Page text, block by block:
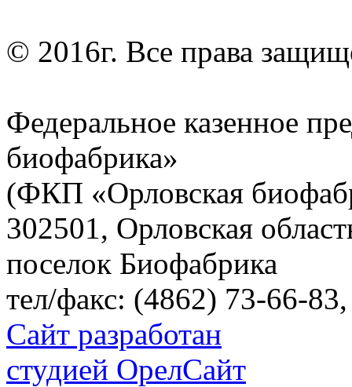
© 2016г. Все права
Федеральное казенное
биофабрика»
(ФКП «Орловская
302501, Орловская
поселок Биофабрика
тел/факс: (4862) 73-66-
Сайт разработан
студией ОрелСайт